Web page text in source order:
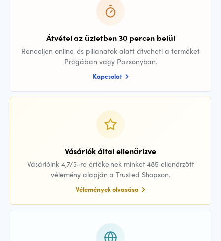
Átvétel az üzletben 30 percen belül
Rendeljen online, és pillanatok alatt átveheti a terméket
Prágában vagy Pozsonyban.
Kapcsolat
Vásárlók által ellenőrizve
Vásárlóink 4,7/5-re értékelnek minket 485 ellenőrzött
vélemény alapján a Trusted Shopson.
Vélemények olvasása